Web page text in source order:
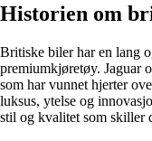
Historien om
Britiske biler har en lang
premiumkjøretøy. Jaguar
som har vunnet hjerter
luksus, ytelse og
stil og kvalitet som skiller